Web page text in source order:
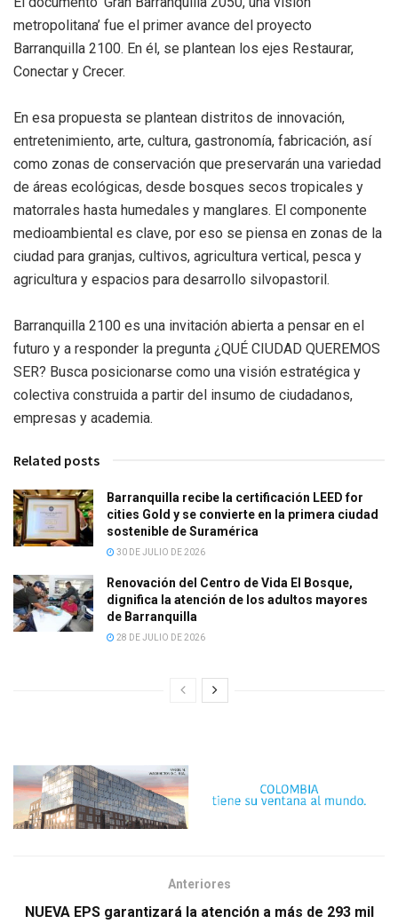
metropolitana’ fue el primer avance del proyecto
Barranquilla 2100. En él, se plantean los ejes Restaurar,
Conectar y Crecer.
En esa propuesta se plantean distritos de innovación,
entretenimiento, arte, cultura, gastronomía, fabricación, así
como zonas de conservación que preservarán una variedad
de áreas ecológicas, desde bosques secos tropicales y
matorrales hasta humedales y manglares. El componente
medioambiental es clave, por eso se piensa en zonas de la
ciudad para granjas, cultivos, agricultura vertical, pesca y
agricultura y espacios para desarrollo silvopastoril.
Barranquilla 2100 es una invitación abierta a pensar en el
futuro y a responder la pregunta ¿QUÉ CIUDAD QUEREMOS
SER? Busca posicionarse como una visión estratégica y
colectiva construida a partir del insumo de ciudadanos,
empresas y academia.
Related posts
Barranquilla recibe la certificación LEED for
cities Gold y se convierte en la primera ciudad
sostenible de Suramérica
30 DE JULIO DE 2026
Renovación del Centro de Vida El Bosque,
dignifica la atención de los adultos mayores
de Barranquilla
28 DE JULIO DE 2026
Anteriores
NUEVA EPS garantizará la atención a más de 293 mil